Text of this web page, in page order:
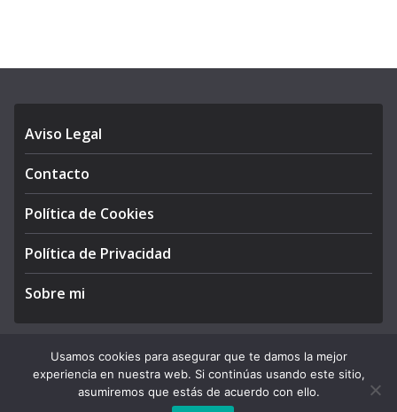
Aviso Legal
Contacto
Política de Cookies
Política de Privacidad
Sobre mi
Copyright © 2026APEGA Perú. All rights reserved.
Usamos cookies para asegurar que te damos la mejor
experiencia en nuestra web. Si continúas usando este sitio,
asumiremos que estás de acuerdo con ello.